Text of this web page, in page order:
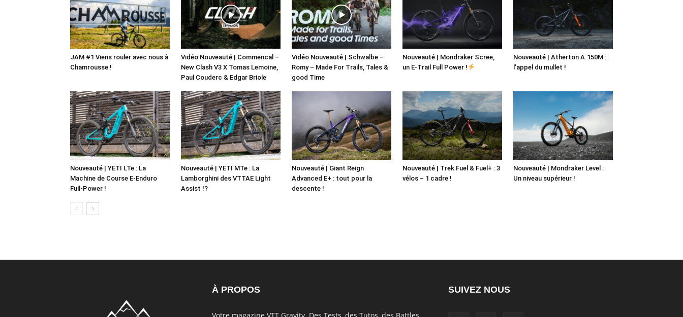
JAM #1 Viens rouler avec nous à
Chamrousse !
Vidéo Nouveauté | Commencal –
New Clash V3 X Tomas Lemoine,
Paul Couderc & Edgar Briole
Vidéo Nouveauté | Schwalbe –
Romy – Made For Trails, Tales &
good Time
Nouveauté | Mondraker Scree,
un E-Trail Full Power !
Nouveauté | Atherton A.150M :
l’appel du mullet !
Nouveauté | YETI LTe : La
Machine de Course E-Enduro
Full-Power !
Nouveauté | YETI MTe : La
Lamborghini des VTTAE Light
Assist !?
Nouveauté | Giant Reign
Advanced E+ : tout pour la
descente !
Nouveauté | Trek Fuel & Fuel+ : 3
vélos – 1 cadre !
Nouveauté | Mondraker Level :
Un niveau supérieur !
À PROPOS SUIVEZ NOUS